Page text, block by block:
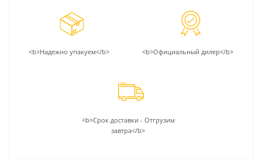
<b>Надежно упакуем</b> <b>Официальный дилер</b>
<b>Срок доставки - Отгрузим
завтра</b>